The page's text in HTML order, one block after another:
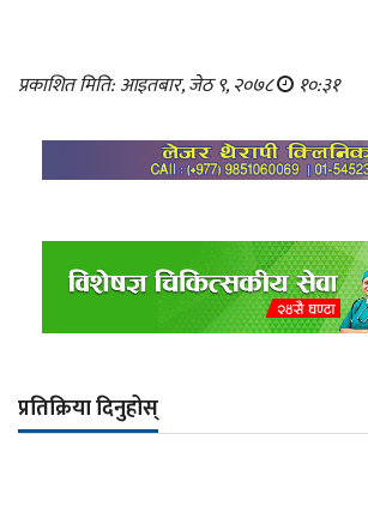
प्रकाशित मिति: आइतबार, जेठ ९, २०७८ १०:३१
प्रतिक्रिया दिनुहोस्